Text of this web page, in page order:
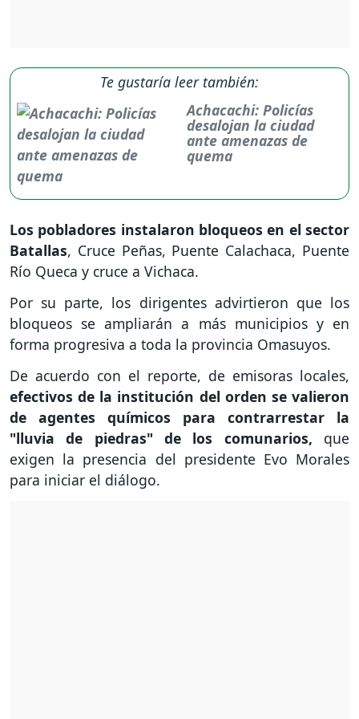
Te gustaría leer también:
Achacachi: Policías
desalojan la ciudad
ante amenazas de
quema
Los pobladores instalaron bloqueos en el sector
Batallas, Cruce Peñas, Puente Calachaca, Puente
Río Queca y cruce a Vichaca.
Por su parte, los dirigentes advirtieron que los
bloqueos se ampliarán a más municipios y en
forma progresiva a toda la provincia Omasuyos.
De acuerdo con el reporte, de emisoras locales,
efectivos de la institución del orden se valieron
de agentes químicos para contrarrestar la
"lluvia de piedras" de los comunarios, que
exigen la presencia del presidente Evo Morales
para iniciar el diálogo.